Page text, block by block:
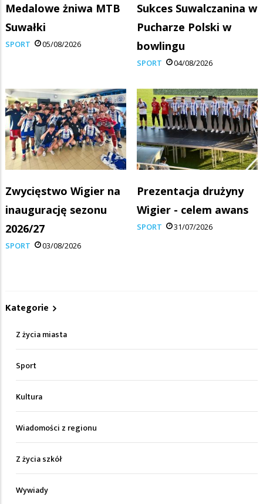
Medalowe żniwa MTB
Suwałki
SPORT 05/08/2026
Sukces Suwalczanina w
Pucharze Polski w
bowlingu
SPORT 04/08/2026
Zwycięstwo Wigier na
inaugurację sezonu
2026/27
SPORT 03/08/2026
Prezentacja drużyny
Wigier - celem awans
SPORT 31/07/2026
Kategorie
Z życia miasta
Sport
Kultura
Wiadomości z regionu
Z życia szkół
Wywiady